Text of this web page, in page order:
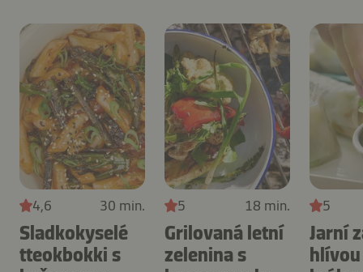
4,6 30 min.
Sladkokyselé
tteokbokki s
5 18 min.
Grilovaná letní
zelenina s
5
Jarní
hlívou